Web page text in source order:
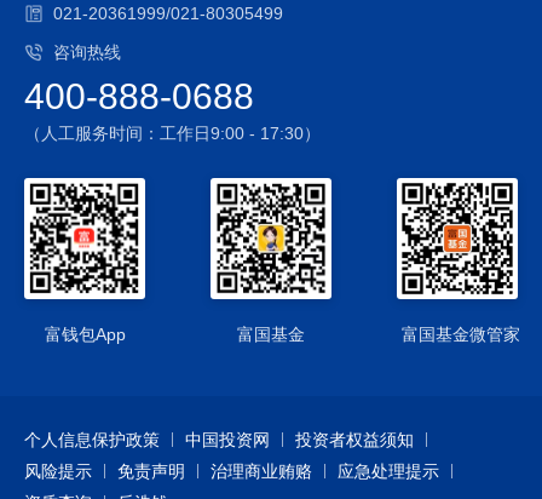
变动就可能会使投资人权益遭受较大损失。
本基金投资范围包括国债期货，国债期货的投资可能面临市场
风险、基差风险、流动性风险。
4、股票期权的投资风险
性风险、基差风险、保证金风险、信用风险以及各类操作风险
等
5、资产支持证券的投资风险
本基金可投资资产支持证券，资产支持证券在国内市场尚处发
展初期，具有低流动性、高收益的特征，并存在一定的投资风
险。
类限制可能会不断调整，这些限制因素的变化可能对本基金进
入或退出当地市场造成障碍，从而对投资收益以及正常的申购
021-20361999/021-80305499
咨询热线
400-888-0688
（人工服务时间：工作日9:00 - 17:30）
富钱包App 富国基金 富国基金微管家
个人信息保护政策 中国投资网
投资者权益须知
风险提示
免责声明 治理商业贿赂
应急处理提示